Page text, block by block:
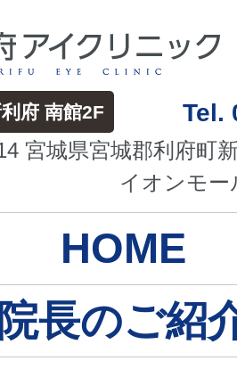
府 南館2F Tel.
宮城県宮城郡利府町
イオンモー
HOME
院長のご紹